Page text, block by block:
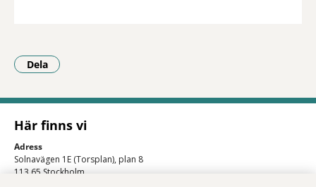
Dela
- Klicka för att öppna delningsalternativ.
Här finns vi
Adress
Solnavägen 1E (Torsplan), plan 8
113 65 Stockholm